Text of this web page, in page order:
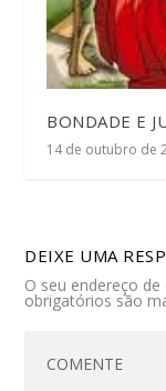
BONDADE E
14 de outubro de
DEIXE UMA
O seu endereço
obrigatórios são